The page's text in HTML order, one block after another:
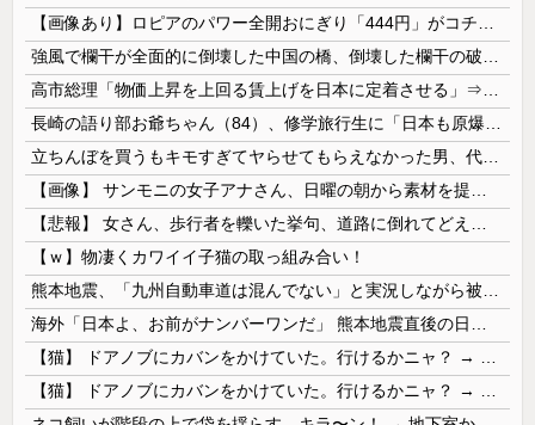
【ｗ】物凄くカワイイ子猫の取っ組み合い！